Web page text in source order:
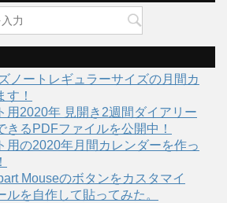
ノートレギュラーサイズの月間カ
す！
用2020年 見開き2週間ダイアリー
きるPDFファイルを公開中！
用の2020年月間カレンダーを作っ
Mouseのボタンをカスタマイ
ルを自作して貼ってみた。